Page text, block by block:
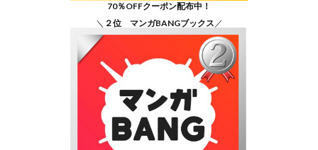
70％OFFクーポン配布中！
＼ ２位 マンガBANGブックス ／